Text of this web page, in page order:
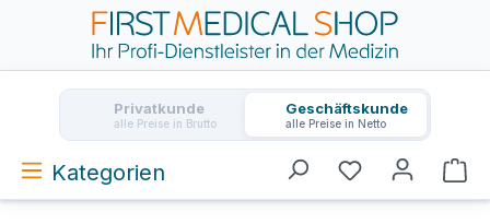
Zum Hauptinhalt springen
Privatkunde
alle Preise in Brutto
Geschäftskunde
alle Preise in Netto
Kategorien